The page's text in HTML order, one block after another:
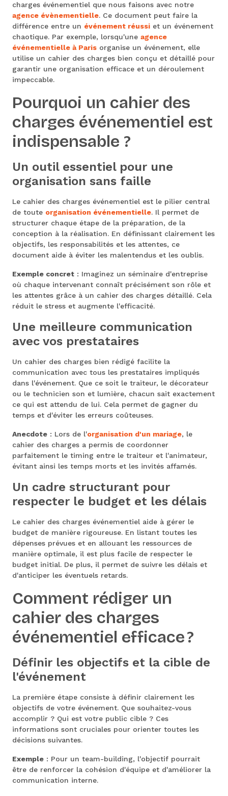
charges événementiel que nous faisons avec notre
agence évènementielle. Ce document peut faire la
différence entre un événement réussi et un événement
chaotique. Par exemple, lorsqu'une agence
événementielle à Paris organise un événement, elle
utilise un cahier des charges bien conçu et détaillé pour
garantir une organisation efficace et un déroulement
impeccable.
Pourquoi un cahier des
charges événementiel est
indispensable ?
Un outil essentiel pour une
organisation sans faille
Le cahier des charges événementiel est le pilier central
de toute organisation événementielle. Il permet de
structurer chaque étape de la préparation, de la
conception à la réalisation. En définissant clairement les
objectifs, les responsabilités et les attentes, ce
document aide à éviter les malentendus et les oublis.
Exemple concret : Imaginez un séminaire d'entreprise
où chaque intervenant connaît précisément son rôle et
les attentes grâce à un cahier des charges détaillé. Cela
réduit le stress et augmente l'efficacité.
Une meilleure communication
avec vos prestataires
Un cahier des charges bien rédigé facilite la
communication avec tous les prestataires impliqués
dans l'événement. Que ce soit le traiteur, le décorateur
ou le technicien son et lumière, chacun sait exactement
ce qui est attendu de lui. Cela permet de gagner du
temps et d'éviter les erreurs coûteuses.
Anecdote : Lors de l'organisation d'un mariage, le
cahier des charges a permis de coordonner
parfaitement le timing entre le traiteur et l'animateur,
évitant ainsi les temps morts et les invités affamés.
Un cadre structurant pour
respecter le budget et les délais
Le cahier des charges événementiel aide à gérer le
budget de manière rigoureuse. En listant toutes les
dépenses prévues et en allouant les ressources de
manière optimale, il est plus facile de respecter le
budget initial. De plus, il permet de suivre les délais et
d'anticiper les éventuels retards.
Comment rédiger un
cahier des charges
événementiel efficace ?
Définir les objectifs et la cible de
l'événement
La première étape consiste à définir clairement les
objectifs de votre événement. Que souhaitez-vous
accomplir ? Qui est votre public cible ? Ces
informations sont cruciales pour orienter toutes les
décisions suivantes.
Exemple : Pour un team-building, l'objectif pourrait
être de renforcer la cohésion d'équipe et d'améliorer la
communication interne.